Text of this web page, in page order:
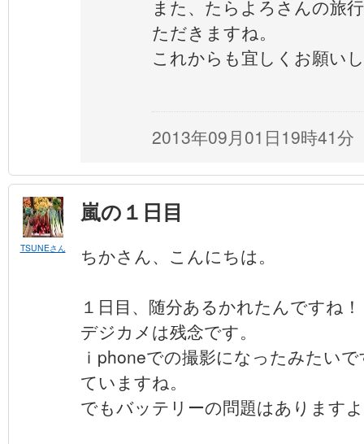
また、たらよろさんの旅
ただきますね。
これからも宜しくお願い
2013年09月01日19時41分
TSUNEさん
嵐の１日目
ちかさん、こんにちは。
１日目、随分あるかれたんですね！
デジカメは残念です。
ｉphoneでの撮影になったみたい
ていますね。
でもバッテリーの問題はあります